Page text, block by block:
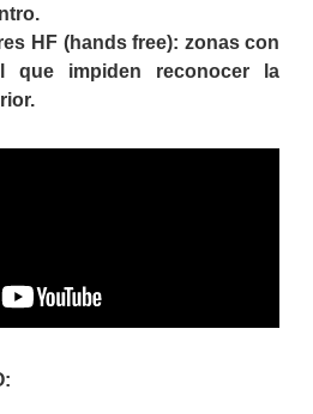
HF (hands free): zonas con
que impiden reconocer la